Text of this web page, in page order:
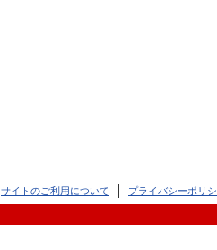
サイトのご利用について プライバシーポリ